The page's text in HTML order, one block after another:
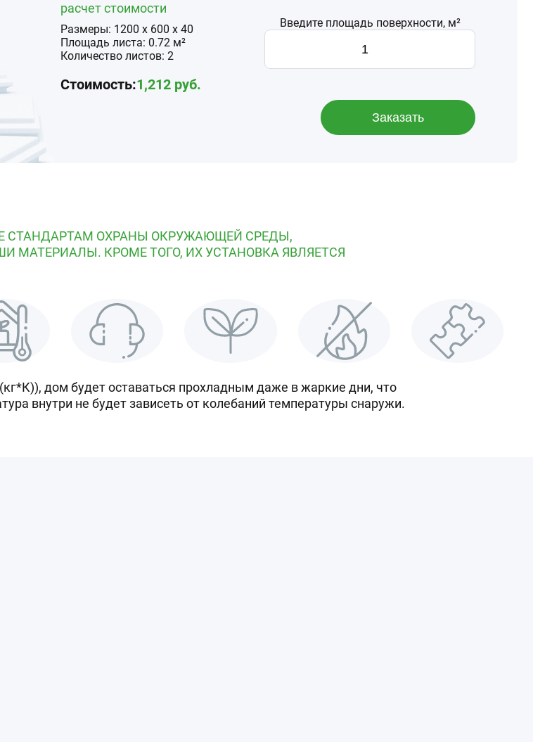
расчет стоимости
Размеры: 1200 x 600 x 40
Площадь листа: 0.72 м²
Количество листов: 2
Введите площадь поверхности, м²
Стоимость:1,212 руб.
Заказать
СТАНДАРТАМ ОХРАНЫ ОКРУЖАЮЩЕЙ СРЕДЫ,
МАТЕРИАЛЫ. КРОМЕ ТОГО, ИХ УСТАНОВКА ЯВЛЯЕТСЯ
дом будет оставаться прохладным даже в жаркие дни, что
внутри не будет зависеть от колебаний температуры снаружи.